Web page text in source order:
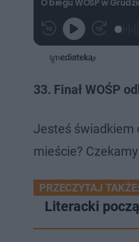
O biegu WOŚP w
G
r
a
j
P
z
e
w
ń
1
o
u
z
ń
1
d
o
r
d
u
33. Finał WOŚP
Jesteś świadkiem
mieście?
PRZECZYTAJ TAKŻE:
Literacki